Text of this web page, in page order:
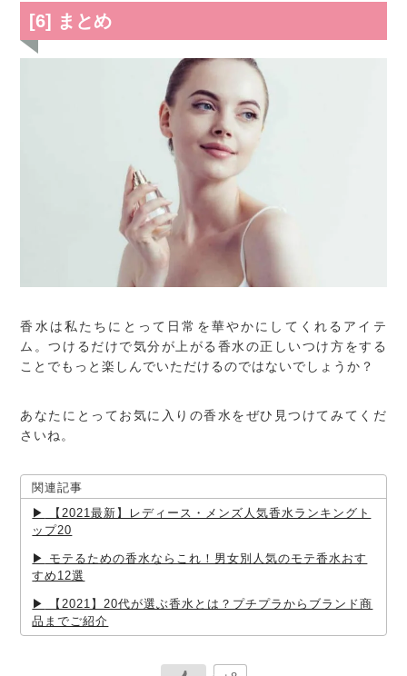
[6] まとめ
香水は私たちにとって日常を華やかにしてくれるアイテ
ム。つけるだけで気分が上がる香水の正しいつけ方をする
ことでもっと楽しんでいただけるのではないでしょうか？
あなたにとってお気に入りの香水をぜひ見つけてみてくだ
さいね。
関連記事
【2021最新】レディース・メンズ人気香水ランキングト
ップ20
モテるための香水ならこれ！男女別人気のモテ香水おす
すめ12選
【2021】20代が選ぶ香水とは？プチプラからブランド商
品までご紹介